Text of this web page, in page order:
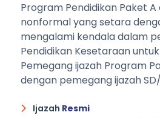
Program Pendidikan Paket
nonformal yang setara
mengalami kendala dalam
Pendidikan Kesetaraan
Pemegang ijazah Program
dengan pemegang ijazah
Ijazah Resmi